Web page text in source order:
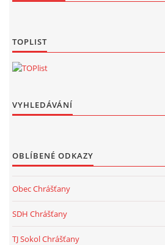
TOPLIST
VYHLEDÁVÁNÍ
OBLÍBENÉ ODKAZY
Obec Chrášťany
SDH Chrášťany
TJ Sokol Chrášťany